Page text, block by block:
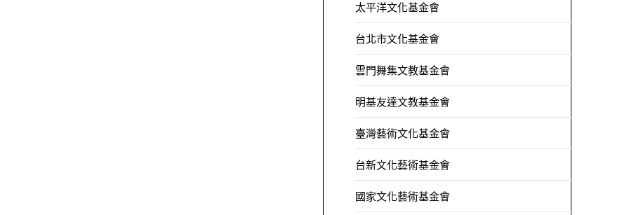
太平洋文化基金會
台北市文化基金會
雲門舞集文教基金會
明基友達文教基金會
臺灣藝術文化基金會
台新文化藝術基金會
國家文化藝術基金會